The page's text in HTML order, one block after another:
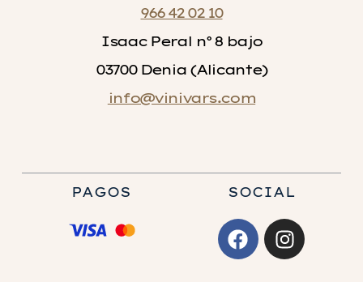
SOCIAL
PAGOS
966 42 02 10
Isaac Peral nº 8 bajo
03700 Denia (Alicante)
info@vinivars.com